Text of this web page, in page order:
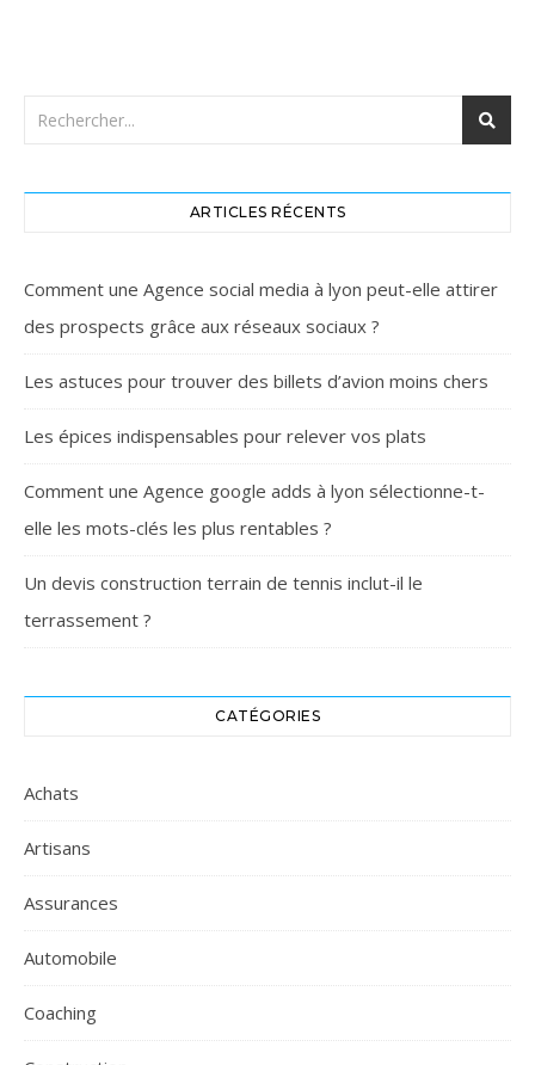
ARTICLES RÉCENTS
Comment une Agence social media à lyon peut-elle attirer
des prospects grâce aux réseaux sociaux ?
Les astuces pour trouver des billets d’avion moins chers
Les épices indispensables pour relever vos plats
Comment une Agence google adds à lyon sélectionne-t-
elle les mots-clés les plus rentables ?
Un devis construction terrain de tennis inclut-il le
terrassement ?
CATÉGORIES
Achats
Artisans
Assurances
Automobile
Coaching